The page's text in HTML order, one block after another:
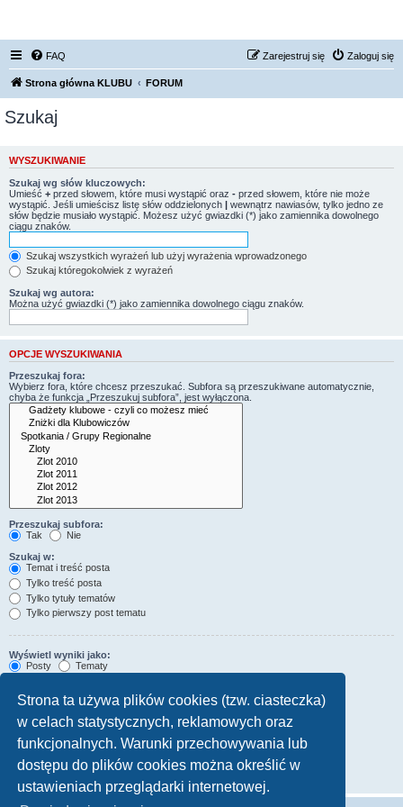
Strona ta używa plików cookies (tzw. ciasteczka)
w celach statystycznych, reklamowych oraz
funkcjonalnych. Warunki przechowywania lub
dostępu do plików cookies można określić w
ustawieniach przeglądarki internetowej.
FAQ Zaloguj się
Zarejestruj się
Strona główna KLUBU FORUM
Szukaj
WYSZUKIWANIE
Szukaj wg słów kluczowych:
Umieść + przed słowem, które musi wystąpić oraz - przed słowem, które nie może
wystąpić. Jeśli umieścisz listę słów oddzielonych | wewnątrz nawiasów, tylko jedno ze
słów będzie musiało wystąpić. Możesz użyć gwiazdki (*) jako zamiennika dowolnego
ciągu znaków.
Szukaj wszystkich wyrażeń lub użyj wyrażenia wprowadzonego
Szukaj któregokolwiek z wyrażeń
Szukaj wg autora:
Można użyć gwiazdki (*) jako zamiennika dowolnego ciągu znaków.
OPCJE WYSZUKIWANIA
Przeszukaj fora:
Wybierz fora, które chcesz przeszukać. Subfora są przeszukiwane automatycznie,
chyba że funkcja „Przeszukuj subfora”, jest wyłączona.
Przeszukaj subfora:
Tak
Nie
Szukaj w:
Temat i treść posta
Tylko treść posta
Tylko tytuły tematów
Tylko pierwszy post tematu
Wyświetl wyniki jako:
Posty
Tematy
Rosnąco
Malejąco
Wyświetl wyniki z ostatnich:
Wyświetl pierwsze: